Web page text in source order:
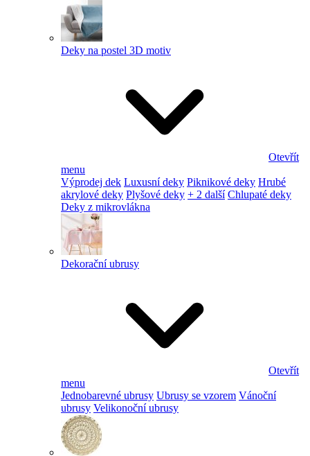
Deky na postel 3D motiv
Otevřít
menu
Výprodej dek Luxusní deky Piknikové deky Hrubé
akrylové deky Plyšové deky + 2 další Chlupaté deky
Deky z mikrovlákna
Dekorační ubrusy
Otevřít
menu
Jednobarevné ubrusy Ubrusy se vzorem Vánoční
ubrusy Velikonoční ubrusy